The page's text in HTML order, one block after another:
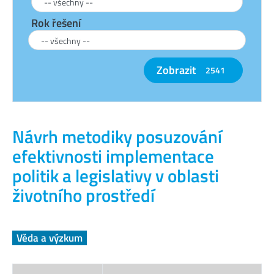
Návrh metodiky posuzování
efektivnosti implementace
politik a legislativy v oblasti
životního prostředí
Věda a výzkum
Rok řešení
Zobrazit 2541